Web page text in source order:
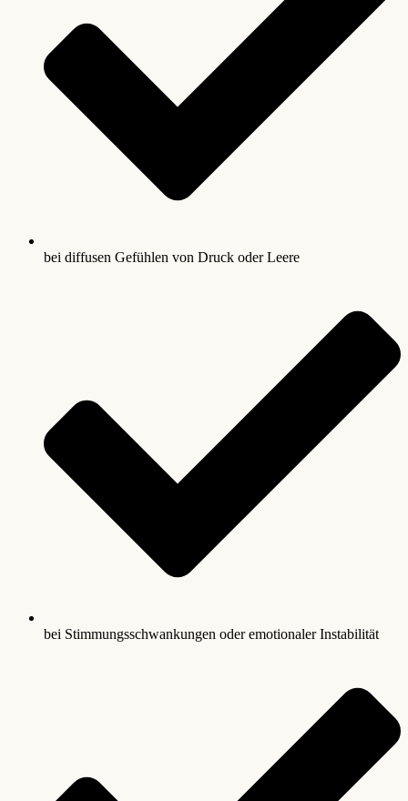
bei diffusen Gefühlen von Druck oder Leere
bei Stimmungsschwankungen oder emotionaler Instabilität